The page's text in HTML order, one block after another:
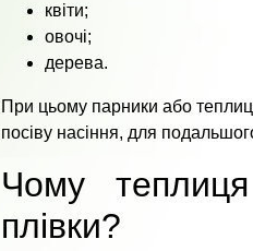
квіти;
овочі;
дерева.
При цьому парники або
посіву насіння, для
Чому
плівки?